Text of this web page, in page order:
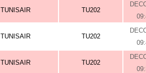
TUNISAIR TU202
TUNISAIR TU202
TUNISAIR TU202